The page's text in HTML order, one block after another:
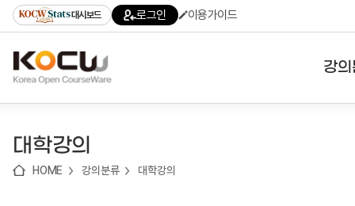
기
기
기
content)
가
대시보드 로그인 이용가이드
강
대학강의
HOME 강의분류 대학강의